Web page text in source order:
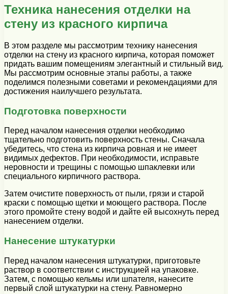
Техника нанесения отделки на
стену из красного кирпича
В этом разделе мы рассмотрим технику нанесения
отделки на стену из красного кирпича, которая поможет
придать вашим помещениям элегантный и стильный вид.
Мы рассмотрим основные этапы работы, а также
поделимся полезными советами и рекомендациями для
достижения наилучшего результата.
Подготовка поверхности
Перед началом нанесения отделки необходимо
тщательно подготовить поверхность стены. Сначала
убедитесь, что стена из кирпича ровная и не имеет
видимых дефектов. При необходимости, исправьте
неровности и трещины с помощью шпаклевки или
специального кирпичного раствора.
Затем очистите поверхность от пыли, грязи и старой
краски с помощью щетки и моющего раствора. После
этого промойте стену водой и дайте ей высохнуть перед
нанесением отделки.
Нанесение штукатурки
Перед началом нанесения штукатурки, приготовьте
раствор в соответствии с инструкцией на упаковке.
Затем, с помощью кельмы или шпателя, нанесите
первый слой штукатурки на стену. Равномерно